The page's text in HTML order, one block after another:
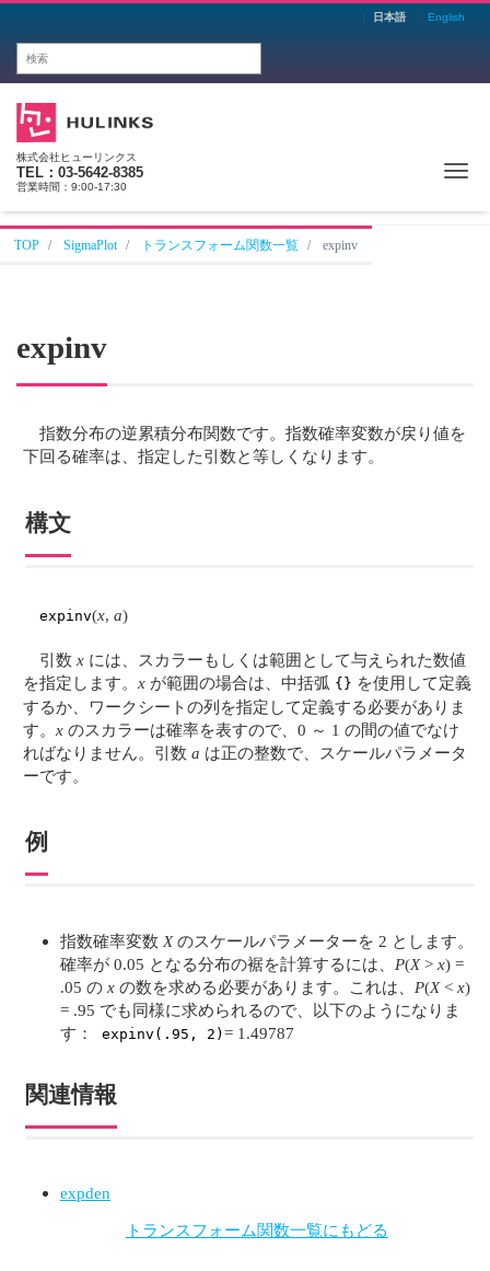
日本語 English
株式会社ヒューリンクス
TEL：03-5642-8385
営業時間：9:00-17:30
TOP SigmaPlot トランスフォーム関数一覧 expinv
expinv
指数分布の逆累積分布関数です。指数確率変数が戻り値を
下回る確率は、指定した引数と等しくなります。
構文
expinv(x,a)
引数x には、スカラーもしくは範囲として与えられた数値
を指定します。x が範囲の場合は、中括弧 {} を使用して定義
するか、ワークシートの列を指定して定義する必要がありま
す。x のスカラーは確率を表すので、0 ～ 1 の間の値でなけ
ればなりません。引数a は正の整数で、スケールパラメータ
ーです。
例
指数確率変数 Xのスケールパラメーターを 2 とします。
確率が 0.05 となる分布の裾を計算するには、 P(X> x) =
.05 の x の数を求める必要があります。これは、 P(X< x)
= .95 でも同様に求められるので、以下のようになりま
す：
expinv(.95, 2) = 1.49787
関連情報
expden
トランスフォーム関数一覧にもどる